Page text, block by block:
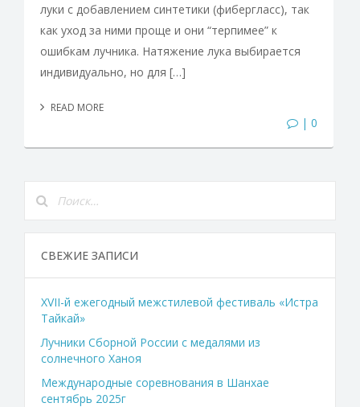
луки с добавлением синтетики (фибергласс), так
как уход за ними проще и они “терпимее” к
ошибкам лучника. Натяжение лука выбирается
индивидуально, но для […]
READ MORE
| 0
СВЕЖИЕ ЗАПИСИ
XVII-й ежегодный межстилевой фестиваль «Истра
Тайкай»
Лучники Сборной России с медалями из
солнечного Ханоя
Международные соревнования в Шанхае
сентябрь 2025г